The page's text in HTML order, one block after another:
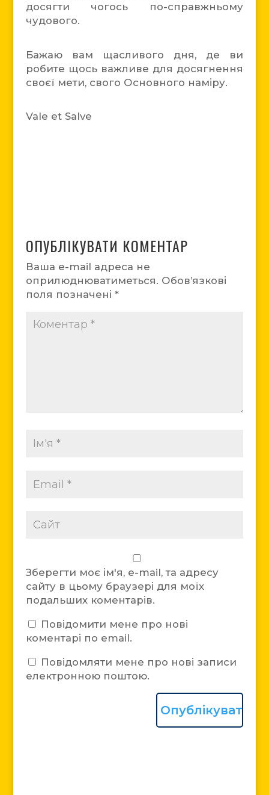
досягти чогось по-справжньому
чудового.
Бажаю вам щасливого дня, де ви
робите щось важливе для досягнення
своєї мети, свого Основного наміру.
Vale et Salve
ОПУБЛІКУВАТИ КОМЕНТАР
Ваша e-mail адреса не
оприлюднюватиметься. Обов’язкові
поля позначені *
Зберегти моє ім'я, e-mail, та адресу
сайту в цьому браузері для моїх
подальших коментарів.
Повідомити мене про нові
коментарі по email.
Повідомляти мене про нові записи
електронною поштою.